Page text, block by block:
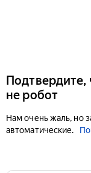
Подтвердите,
не робот
Нам очень жаль, но
автоматические.